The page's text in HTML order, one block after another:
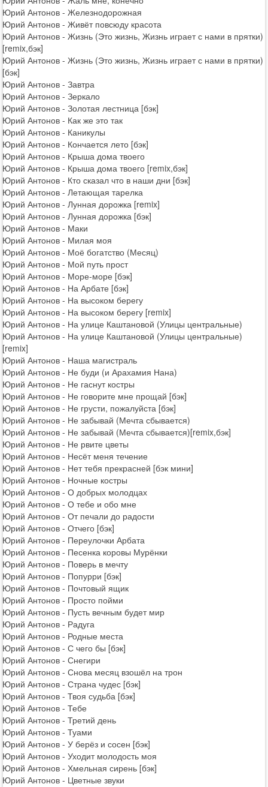
Юрий Антонов - Железнодорожная
Юрий Антонов - Живёт повсюду красота
Юрий Антонов - Жизнь (Это жизнь, Жизнь играет с нами в прятки)
[remix,бэк]
Юрий Антонов - Жизнь (Это жизнь, Жизнь играет с нами в прятки)
[бэк]
Юрий Антонов - Завтра
Юрий Антонов - Зеркало
Юрий Антонов - Золотая лестница [бэк]
Юрий Антонов - Как же это так
Юрий Антонов - Каникулы
Юрий Антонов - Кончается лето [бэк]
Юрий Антонов - Крыша дома твоего
Юрий Антонов - Крыша дома твоего [remix,бэк]
Юрий Антонов - Кто сказал что в наши дни [бэк]
Юрий Антонов - Летающая тарелка
Юрий Антонов - Лунная дорожка [remix]
Юрий Антонов - Лунная дорожка [бэк]
Юрий Антонов - Маки
Юрий Антонов - Милая моя
Юрий Антонов - Моё богатство (Месяц)
Юрий Антонов - Мой путь прост
Юрий Антонов - Море-море [бэк]
Юрий Антонов - На Арбате [бэк]
Юрий Антонов - На высоком берегу
Юрий Антонов - На высоком берегу [remix]
Юрий Антонов - На улице Каштановой (Улицы центральные)
Юрий Антонов - На улице Каштановой (Улицы центральные)
[remix]
Юрий Антонов - Наша магистраль
Юрий Антонов - Не буди (и Арахамия Нана)
Юрий Антонов - Не гаснут костры
Юрий Антонов - Не говорите мне прощай [бэк]
Юрий Антонов - Не грусти, пожалуйста [бэк]
Юрий Антонов - Не забывай (Мечта сбывается)
Юрий Антонов - Не забывай (Мечта сбывается)[remix,бэк]
Юрий Антонов - Не рвите цветы
Юрий Антонов - Несёт меня течение
Юрий Антонов - Нет тебя прекрасней [бэк мини]
Юрий Антонов - Ночные костры
Юрий Антонов - О добрых молодцах
Юрий Антонов - О тебе и обо мне
Юрий Антонов - От печали до радости
Юрий Антонов - Отчего [бэк]
Юрий Антонов - Переулочки Арбата
Юрий Антонов - Песенка коровы Мурёнки
Юрий Антонов - Поверь в мечту
Юрий Антонов - Попурри [бэк]
Юрий Антонов - Почтовый ящик
Юрий Антонов - Просто пойми
Юрий Антонов - Пусть вечным будет мир
Юрий Антонов - Радуга
Юрий Антонов - Родные места
Юрий Антонов - С чего бы [бэк]
Юрий Антонов - Снегири
Юрий Антонов - Снова месяц взошёл на трон
Юрий Антонов - Страна чудес [бэк]
Юрий Антонов - Твоя судьба [бэк]
Юрий Антонов - Тебе
Юрий Антонов - Третий день
Юрий Антонов - Туами
Юрий Антонов - У берёз и сосен [бэк]
Юрий Антонов - Уходит молодость моя
Юрий Антонов - Хмельная сирень [бэк]
Юрий Антонов - Цветные звуки